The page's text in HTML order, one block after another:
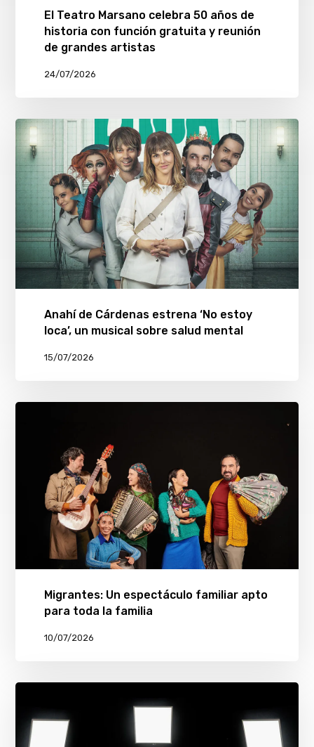
El Teatro Marsano celebra 50 años de
historia con función gratuita y reunión
de grandes artistas
24/07/2026
Anahí de Cárdenas estrena ‘No estoy
loca’, un musical sobre salud mental
15/07/2026
Migrantes: Un espectáculo familiar apto
para toda la familia
10/07/2026